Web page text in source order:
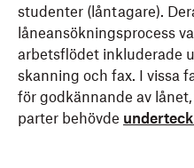
studenter (låntagare).
låneansökningsprocess
arbetsflödet inkluderade
skanning och fax. I vissa
för godkännande av
parter behövde